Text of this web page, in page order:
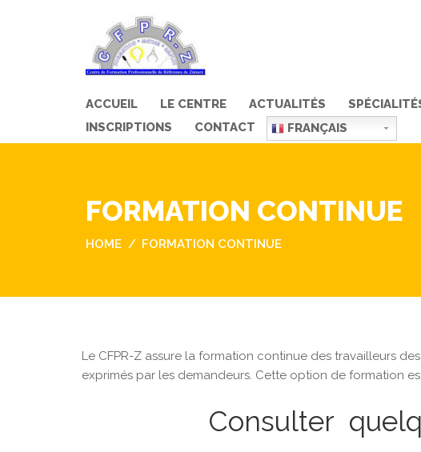
ACCUEIL LE CENTRE ACTUALITÉS
INSCRIPTIONS
CONTACT FRANÇAIS
FORMATION CONTINUE
HOME FORMATION CONTINUE
Le CFPR-Z assure la formation continue des travailleurs
exprimés par les demandeurs. Cette option de formation
Consulter